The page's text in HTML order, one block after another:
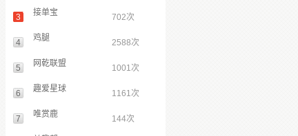
3 接单宝 702次
4 鸡腿 2588次
5 网乾联盟 1001次
6 趣爱星球 1161次
7 唯赏鹿 144次